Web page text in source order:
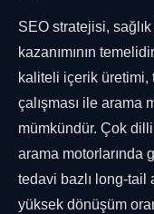
SEO stratejisi,
kazanımının
kaliteli içerik
çalışması ile arama
mümkündür. Çok
arama motorlarında
tedavi bazlı long-tail
yüksek dönüşüm